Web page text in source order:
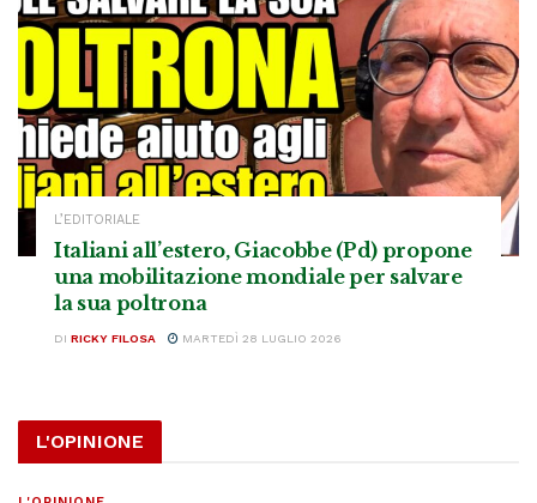
L’EDITORIALE
Italiani all’estero, Giacobbe (Pd) propone
una mobilitazione mondiale per salvare
la sua poltrona
DI RICKY FILOSA MARTEDÌ 28 LUGLIO 2026
L'OPINIONE